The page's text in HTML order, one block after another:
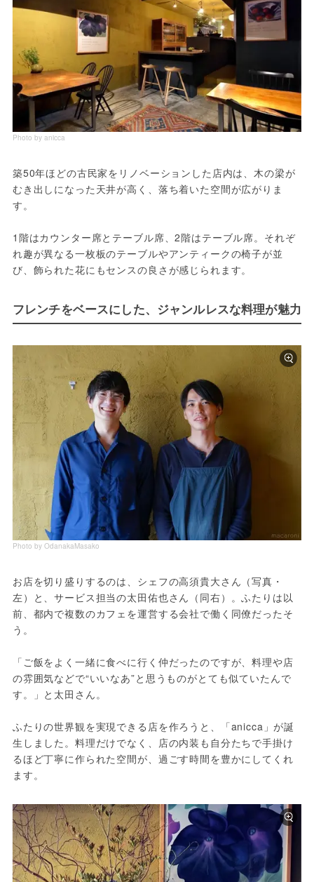
Photo by anicca
築50年ほどの古民家をリノベーションした店内は、木の梁が
むき出しになった天井が高く、落ち着いた空間が広がりま
す。
1階はカウンター席とテーブル席、2階はテーブル席。それぞ
れ趣が異なる一枚板のテーブルやアンティークの椅子が並
び、飾られた花にもセンスの良さが感じられます。
フレンチをベースにした、ジャンルレスな料理が魅力
Photo by OdanakaMasako
お店を切り盛りするのは、シェフの高須貴大さん（写真・
左）と、サービス担当の太田佑也さん（同右）。ふたりは以
前、都内で複数のカフェを運営する会社で働く同僚だったそ
う。
「ご飯をよく一緒に食べに行く仲だったのですが、料理や店
の雰囲気などで“いいなあ”と思うものがとても似ていたんで
す。」と太田さん。
ふたりの世界観を実現できる店を作ろうと、「anicca」が誕
生しました。料理だけでなく、店の内装も自分たちで手掛け
るほど丁寧に作られた空間が、過ごす時間を豊かにしてくれ
ます。